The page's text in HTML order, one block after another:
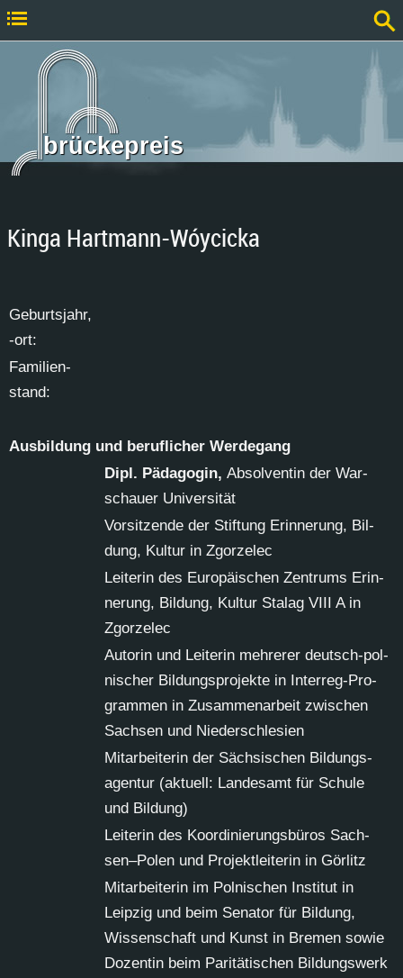
brückepreis
Kinga Hartmann-Wóycicka
Ge­burts­jahr,
-ort:
Fa­mi­li­en­
stand:
Aus­bil­dung und be­ruf­li­cher Wer­de­gang
Dipl. Päd­ago­gin, Ab­sol­ven­tin der War­
schau­er Uni­ver­si­tät
Vor­sit­zen­de der Stif­tung Er­in­ne­rung, Bil­
dung, Kul­tur in Zgor­zelec
Lei­te­rin des Eu­ro­päi­schen Zen­trums Er­in­
ne­rung, Bil­dung, Kul­tur Sta­lag VI­II A in
Zgor­zelec
Au­to­rin und Lei­te­rin meh­re­rer deutsch-pol­
ni­scher Bil­dungs­pro­jek­te in In­ter­reg-Pro­
gram­men in Zu­sam­men­ar­beit zwi­schen
Sach­sen und Nie­der­schle­si­en
Mit­ar­bei­te­rin der Säch­si­schen Bil­dungs­
agen­tur (ak­tu­ell: Lan­des­amt für Schu­le
und Bil­dung)
Lei­te­rin des Ko­or­di­nie­rungs­bü­ros Sach­
sen–Po­len und Pro­jekt­lei­te­rin in Gör­litz
Mit­ar­bei­te­rin im Pol­ni­schen In­sti­tut in
Leip­zig und beim Se­na­tor für Bil­dung,
Wis­sen­schaft und Kunst in Bre­men so­wie
Do­zen­tin beim Pa­ri­tä­ti­schen Bil­dungs­werk